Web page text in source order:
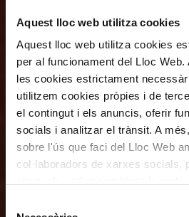
Aquest lloc web utilitza cookies
Aquest lloc web utilitza cookies
per al funcionament del Lloc Web.
les cookies estrictament
utilitzem cookies pròpies i de
el contingut i els anuncis, oferir
socials i analitzar el trànsit. A
sobre l'ús que faci del Lloc Web
col·laboradors de xarxes socials,